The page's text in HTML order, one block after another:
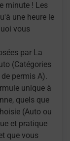
minute ! Les
une heure le
vous
par La
(Catégories
permis A).
unique à
quels que
(Auto ou
et pratique
que vous